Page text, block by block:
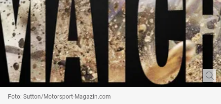
Foto: Sutton/Motorsport-Magazin.com